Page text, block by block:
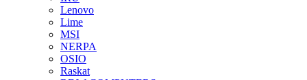
Lenovo
Lime
MSI
NERPA
OSIO
Raskat